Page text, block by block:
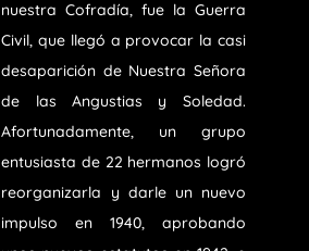
nuestra Cofradía, fue la Guerra
Civil, que llegó a provocar la casi
desaparición de Nuestra Señora
de las Angustias y Soledad.
Afortunadamente, un grupo
entusiasta de 22 hermanos logró
reorganizarla y darle un nuevo
impulso en 1940, aprobando